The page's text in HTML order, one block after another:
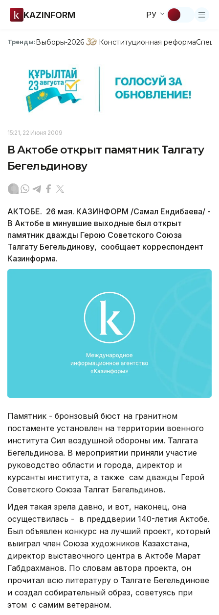
KAZINFORM РУ
Тренды:Выборы-2026 Конституционная реформа
15:21, 22 Июня 2009
В Актобе открыт памятник Талгату
Бегельдинову
АКТОБЕ. 26 мая. КАЗИНФОРМ /Самал Ендибаева/ -
В Актобе в минувшие выходные был открыт
памятник дважды Герою Советского Союза
Талгату Бегельдинову, сообщает корреспондент
Казинформа.
Памятник - бронзовый бюст на гранитном
постаменте установлен на территории военного
института Сил воздушной обороны им. Талгата
Бегельдинова. В мероприятии приняли участие
руководство области и города, директор и
курсанты института, а также сам дважды Герой
Советского Союза Талгат Бегельдинов.
Идея такая зрела давно, и вот, наконец, она
осуществилась - в преддверии 140-летия Актобе.
Был объявлен конкурс на лучший проект, который
выиграл член Союза художников Казахстана,
директор выставочного центра в Актобе Марат
Габдрахманов. По словам автора проекта, он
прочитал всю литературу о Талгате Бегельдинове
и создал собирательный образ, советуясь при
этом с самим ветераном.